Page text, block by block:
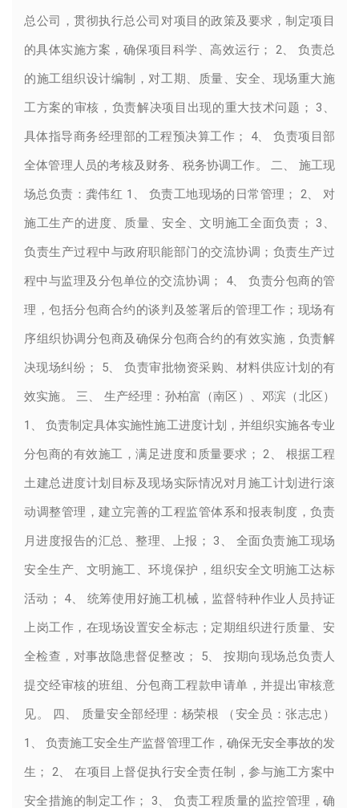
总公司，贯彻执行总公司对项目的政策及要求，制定项目
的具体实施方案，确保项目科学、高效运行； 2、 负责总
的施工组织设计编制，对工期、质量、安全、现场重大施
工方案的审核，负责解决项目出现的重大技术问题； 3、
具体指导商务经理部的工程预决算工作； 4、 负责项目部
全体管理人员的考核及财务、税务协调工作。 二、 施工现
场总负责：龚伟红 1、 负责工地现场的日常管理； 2、 对
施工生产的进度、质量、安全、文明施工全面负责； 3、
负责生产过程中与政府职能部门的交流协调；负责生产过
程中与监理及分包单位的交流协调； 4、 负责分包商的管
理，包括分包商合约的谈判及签署后的管理工作；现场有
序组织协调分包商及确保分包商合约的有效实施，负责解
决现场纠纷； 5、 负责审批物资采购、材料供应计划的有
效实施。 三、 生产经理：孙柏富（南区）、邓滨（北区）
1、 负责制定具体实施性施工进度计划，并组织实施各专业
分包商的有效施工，满足进度和质量要求； 2、 根据工程
土建总进度计划目标及现场实际情况对月施工计划进行滚
动调整管理，建立完善的工程监管体系和报表制度，负责
月进度报告的汇总、整理、上报； 3、 全面负责施工现场
安全生产、文明施工、环境保护，组织安全文明施工达标
活动； 4、 统筹使用好施工机械，监督特种作业人员持证
上岗工作，在现场设置安全标志；定期组织进行质量、安
全检查，对事故隐患督促整改； 5、 按期向现场总负责人
提交经审核的班组、分包商工程款申请单，并提出审核意
见。 四、 质量安全部经理：杨荣根 （安全员：张志忠）
1、 负责施工安全生产监督管理工作，确保无安全事故的发
生； 2、 在项目上督促执行安全责任制，参与施工方案中
安全措施的制定工作； 3、 负责工程质量的监控管理，确